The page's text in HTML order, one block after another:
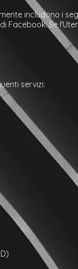
includono i
Facebook. Se
servizi: